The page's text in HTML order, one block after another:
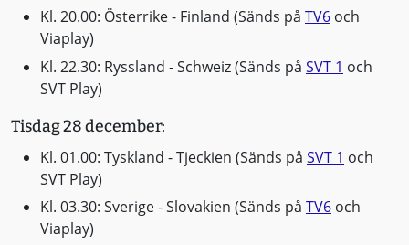
Kl. 20.00: Österrike - Finland (Sänds på TV6 och
Viaplay)
Kl. 22.30: Ryssland - Schweiz (Sänds på SVT 1 och
SVT Play)
Tisdag 28 december:
Kl. 01.00: Tyskland - Tjeckien (Sänds på SVT 1 och
SVT Play)
Kl. 03.30: Sverige - Slovakien (Sänds på TV6 och
Viaplay)